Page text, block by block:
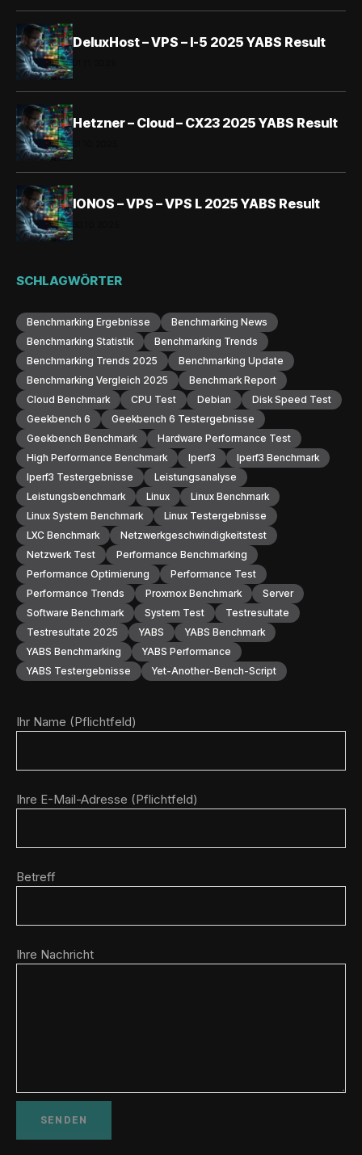
DeluxHost – VPS – I-5 2025 YABS Result
Hetzner – Cloud – CX23 2025 YABS Result
IONOS – VPS – VPS L 2025 YABS Result
SCHLAGWÖRTER
Benchmarking Ergebnisse
Benchmarking News
Benchmarking Statistik
Benchmarking Trends
Benchmarking Trends 2025
Benchmarking Update
Benchmarking Vergleich 2025
Benchmark Report
Cloud Benchmark
CPU Test Debian
Disk Speed Test
Geekbench 6
Geekbench 6 Testergebnisse
Geekbench Benchmark
Hardware Performance Test
High Performance Benchmark
Iperf3
Iperf3 Benchmark
Iperf3 Testergebnisse
Leistungsanalyse
Leistungsbenchmark
Linux
Linux Benchmark
Linux System Benchmark
Linux Testergebnisse
LXC Benchmark
Netzwerkgeschwindigkeitstest
Netzwerk Test
Performance Benchmarking
Performance Optimierung
Performance Test
Performance Trends
Proxmox Benchmark
Server
Software Benchmark
System Test
Testresultate
Testresultate 2025
YABS
YABS Benchmark
YABS Benchmarking
YABS Performance
YABS Testergebnisse
Yet-Another-Bench-Script
Ihr Name (Pflichtfeld)
Ihre E-Mail-Adresse (Pflichtfeld)
Betreff
Ihre Nachricht